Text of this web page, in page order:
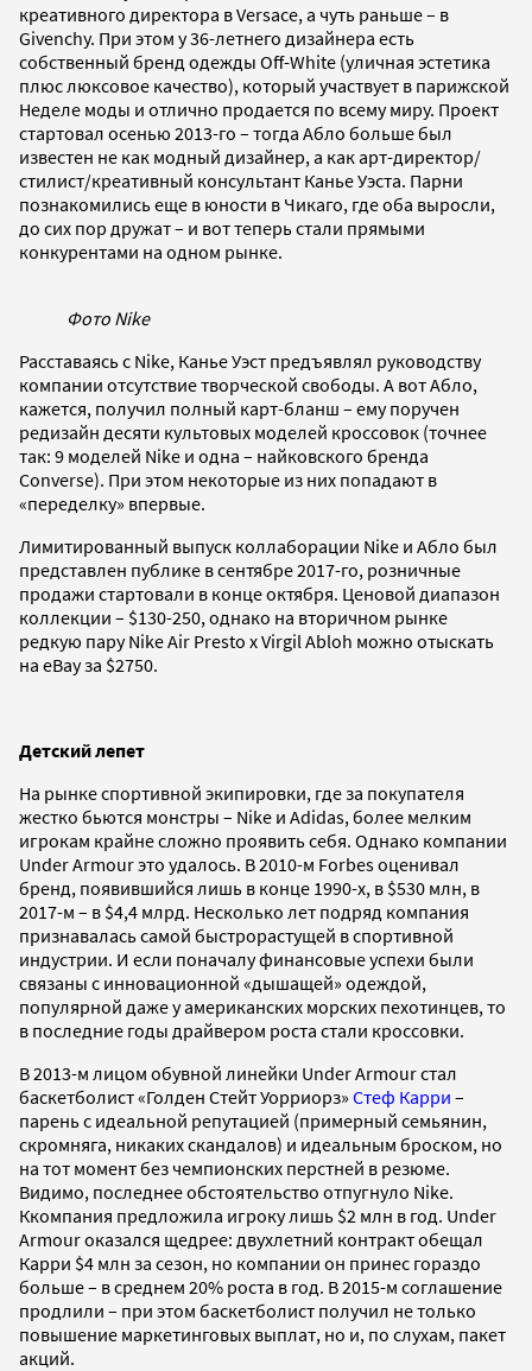
креативного директора в Versace, а чуть раньше – в
Givenchy. При этом у 36-летнего дизайнера есть
собственный бренд одежды Off-White (уличная эстетика
плюс люксовое качество), который участвует в парижской
Неделе моды и отлично продается по всему миру. Проект
стартовал осенью 2013-го – тогда Абло больше был
известен не как модный дизайнер, а как арт-директор/
стилист/креативный консультант Канье Уэста. Парни
познакомились еще в юности в Чикаго, где оба выросли,
до сих пор дружат – и вот теперь стали прямыми
конкурентами на одном рынке.
Фото Nike
Расставаясь с Nike, Канье Уэст предъявлял руководству
компании отсутствие творческой свободы. А вот Абло,
кажется, получил полный карт-бланш – ему поручен
редизайн десяти культовых моделей кроссовок (точнее
так: 9 моделей Nike и одна – найковского бренда
Converse). При этом некоторые из них попадают в
«переделку» впервые.
Лимитированный выпуск коллаборации Nike и Абло был
представлен публике в сентябре 2017-го, розничные
продажи стартовали в конце октября. Ценовой диапазон
коллекции – $130-250, однако на вторичном рынке
редкую пару Nike Air Presto x Virgil Abloh можно отыскать
на eBay за $2750.
Детский лепет
На рынке спортивной экипировки, где за покупателя
жестко бьются монстры – Nike и Adidas, более мелким
игрокам крайне сложно проявить себя. Однако компании
Under Armour это удалось. В 2010-м Forbes оценивал
бренд, появившийся лишь в конце 1990-х, в $530 млн, в
2017-м – в $4,4 млрд. Несколько лет подряд компания
признавалась самой быстрорастущей в спортивной
индустрии. И если поначалу финансовые успехи были
связаны с инновационной «дышащей» одеждой,
популярной даже у американских морских пехотинцев, то
в последние годы драйвером роста стали кроссовки.
В 2013-м лицом обувной линейки Under Armour стал
баскетболист «Голден Стейт Уорриорз» Стеф Карри –
парень с идеальной репутацией (примерный семьянин,
скромняга, никаких скандалов) и идеальным броском, но
на тот момент без чемпионских перстней в резюме.
Видимо, последнее обстоятельство отпугнуло Nike.
Ккомпания предложила игроку лишь $2 млн в год. Under
Armour оказался щедрее: двухлетний контракт обещал
Карри $4 млн за сезон, но компании он принес гораздо
больше – в среднем 20% роста в год. В 2015-м соглашение
продлили – при этом баскетболист получил не только
повышение маркетинговых выплат, но и, по слухам, пакет
акций.